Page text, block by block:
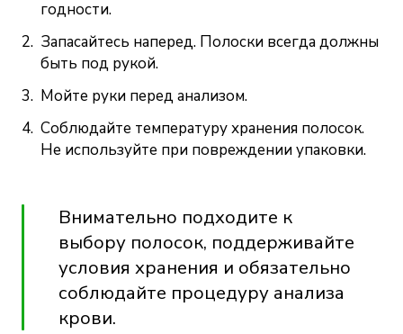
годности.
Запасайтесь наперед. Полоски всегда должны
быть под рукой.
Мойте руки перед анализом.
Соблюдайте температуру хранения полосок.
Не используйте при повреждении упаковки.
Внимательно подходите к
выбору полосок, поддерживайте
условия хранения и обязательно
соблюдайте процедуру анализа
крови.